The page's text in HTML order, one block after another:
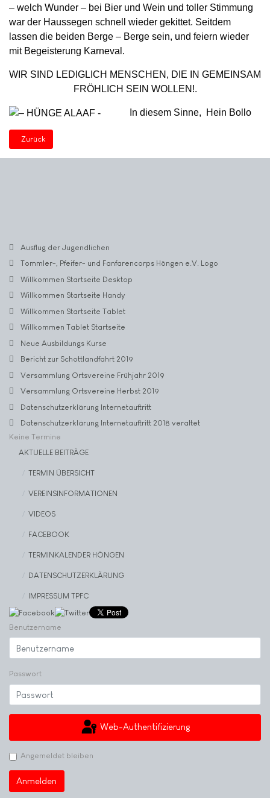
– welch Wunder – bei Bier und Wein und toller Stimmung
war der Haussegen schnell wieder gekittet. Seitdem
lassen die beiden Berge – Berge sein, und feiern wieder
mit Begeisterung Karneval.
WIR SIND LEDIGLICH MENSCHEN, DIE IN GEMEINSAM
FRÖHLICH SEIN WOLLEN!.
In diesem Sinne, Hein Bollo
Vorheriger Beitrag: Kinderkarneval
Zurück
Ausflug der Jugendlichen
Tommler-, Pfeifer- und Fanfarencorps Höngen e.V. Logo
Willkommen Startseite Desktop
Willkommen Startseite Handy
Willkommen Startseite Tablet
Willkommen Tablet Startseite
Neue Ausbildungs Kurse
Bericht zur Schottlandfahrt 2019
Versammlung Ortsvereine Frühjahr 2019
Versammlung Ortsvereine Herbst 2019
Datenschutzerklärung Internetauftritt
Datenschutzerklärung Internetauftritt 2018 veraltet
Keine Termine
AKTUELLE BEITRÄGE
TERMIN ÜBERSICHT
VEREINSINFORMATIONEN
VIDEOS
FACEBOOK
TERMINKALENDER HÖNGEN
DATENSCHUTZERKLÄRUNG
IMPRESSUM TPFC
Benutzername
Passwort
Web-Authentifizierung
Angemeldet bleiben
Anmelden